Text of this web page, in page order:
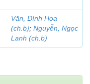
Văn, Đình Hoa
(ch.b); Nguyễn, Ngọc
Lanh (ch.b)